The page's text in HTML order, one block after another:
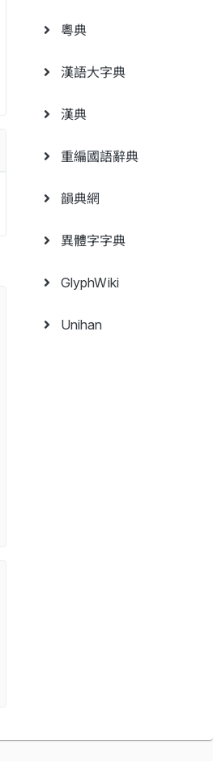
粵典
漢語大字典
漢典
重編國語辭典
韻典網
異體字字典
GlyphWiki
Unihan